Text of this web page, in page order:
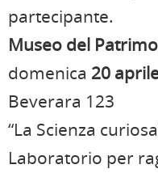
partecipante.
Museo del
domenica 20
Beverara 123
“La Scienza
Laboratorio per